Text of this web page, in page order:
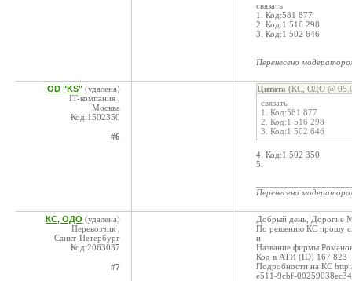
связать
1. Код:581 877
2. Код:1 516 298
3. Код:1 502 646
Перенесено
OD "KS" (удалена)
IT-компания ,
Москва
Код:1502350
#6
Цитата (КС, ОДО @
связать
1. Код:581 877
2. Код:1 516 298
3. Код:1 502 646
4. Код:1 502 350
5.
Перенесено
КС, ОДО (удалена)
Перевозчик ,
Санкт-Петербург
Код:2063037
#7
Добрый день, Дорогие
По решению КС прошу
и
Название фирмы
Код в АТИ (ID) 167 823
Подробности на КС
e511-9cbf-